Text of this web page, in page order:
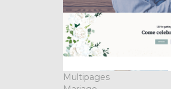
Multipages